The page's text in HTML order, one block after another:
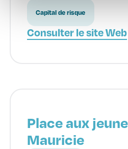
Capital de risque
Consulter le site Web
Place aux
Mauricie